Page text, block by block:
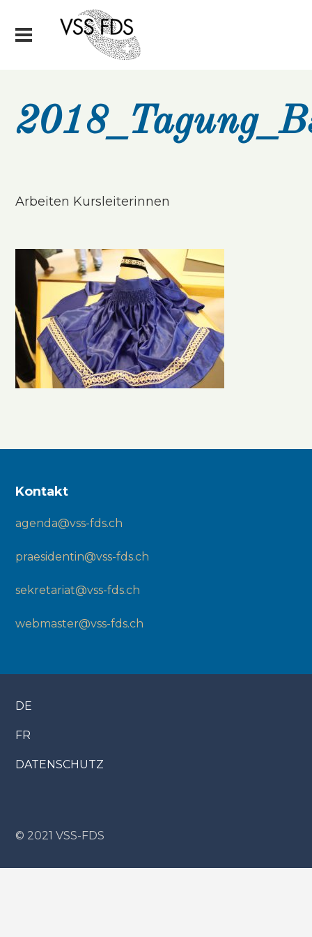
Arbeiten Kursleiterinnen
Kontakt
agenda@vss-fds.ch
praesidentin@vss-fds.ch
sekretariat@vss-fds.ch
webmaster@vss-fds.ch
DE
FR
DATENSCHUTZ
© 2021 VSS-FDS